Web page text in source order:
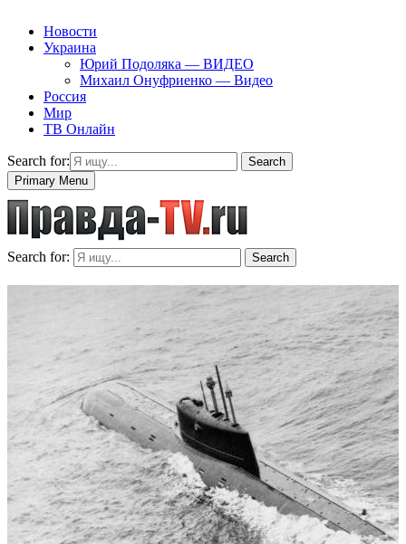
Новости
Украина
Юрий Подоляка — ВИДЕО
Михаил Онуфриенко — Видео
Россия
Мир
ТВ Онлайн
Search for:
Search
Primary Menu
Search for: Search